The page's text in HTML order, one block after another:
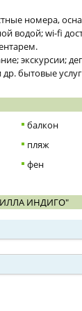
номера,
водой; wi-fi
экскурсии;
бытовые
балкон
пляж
фен
ИНДИГО"